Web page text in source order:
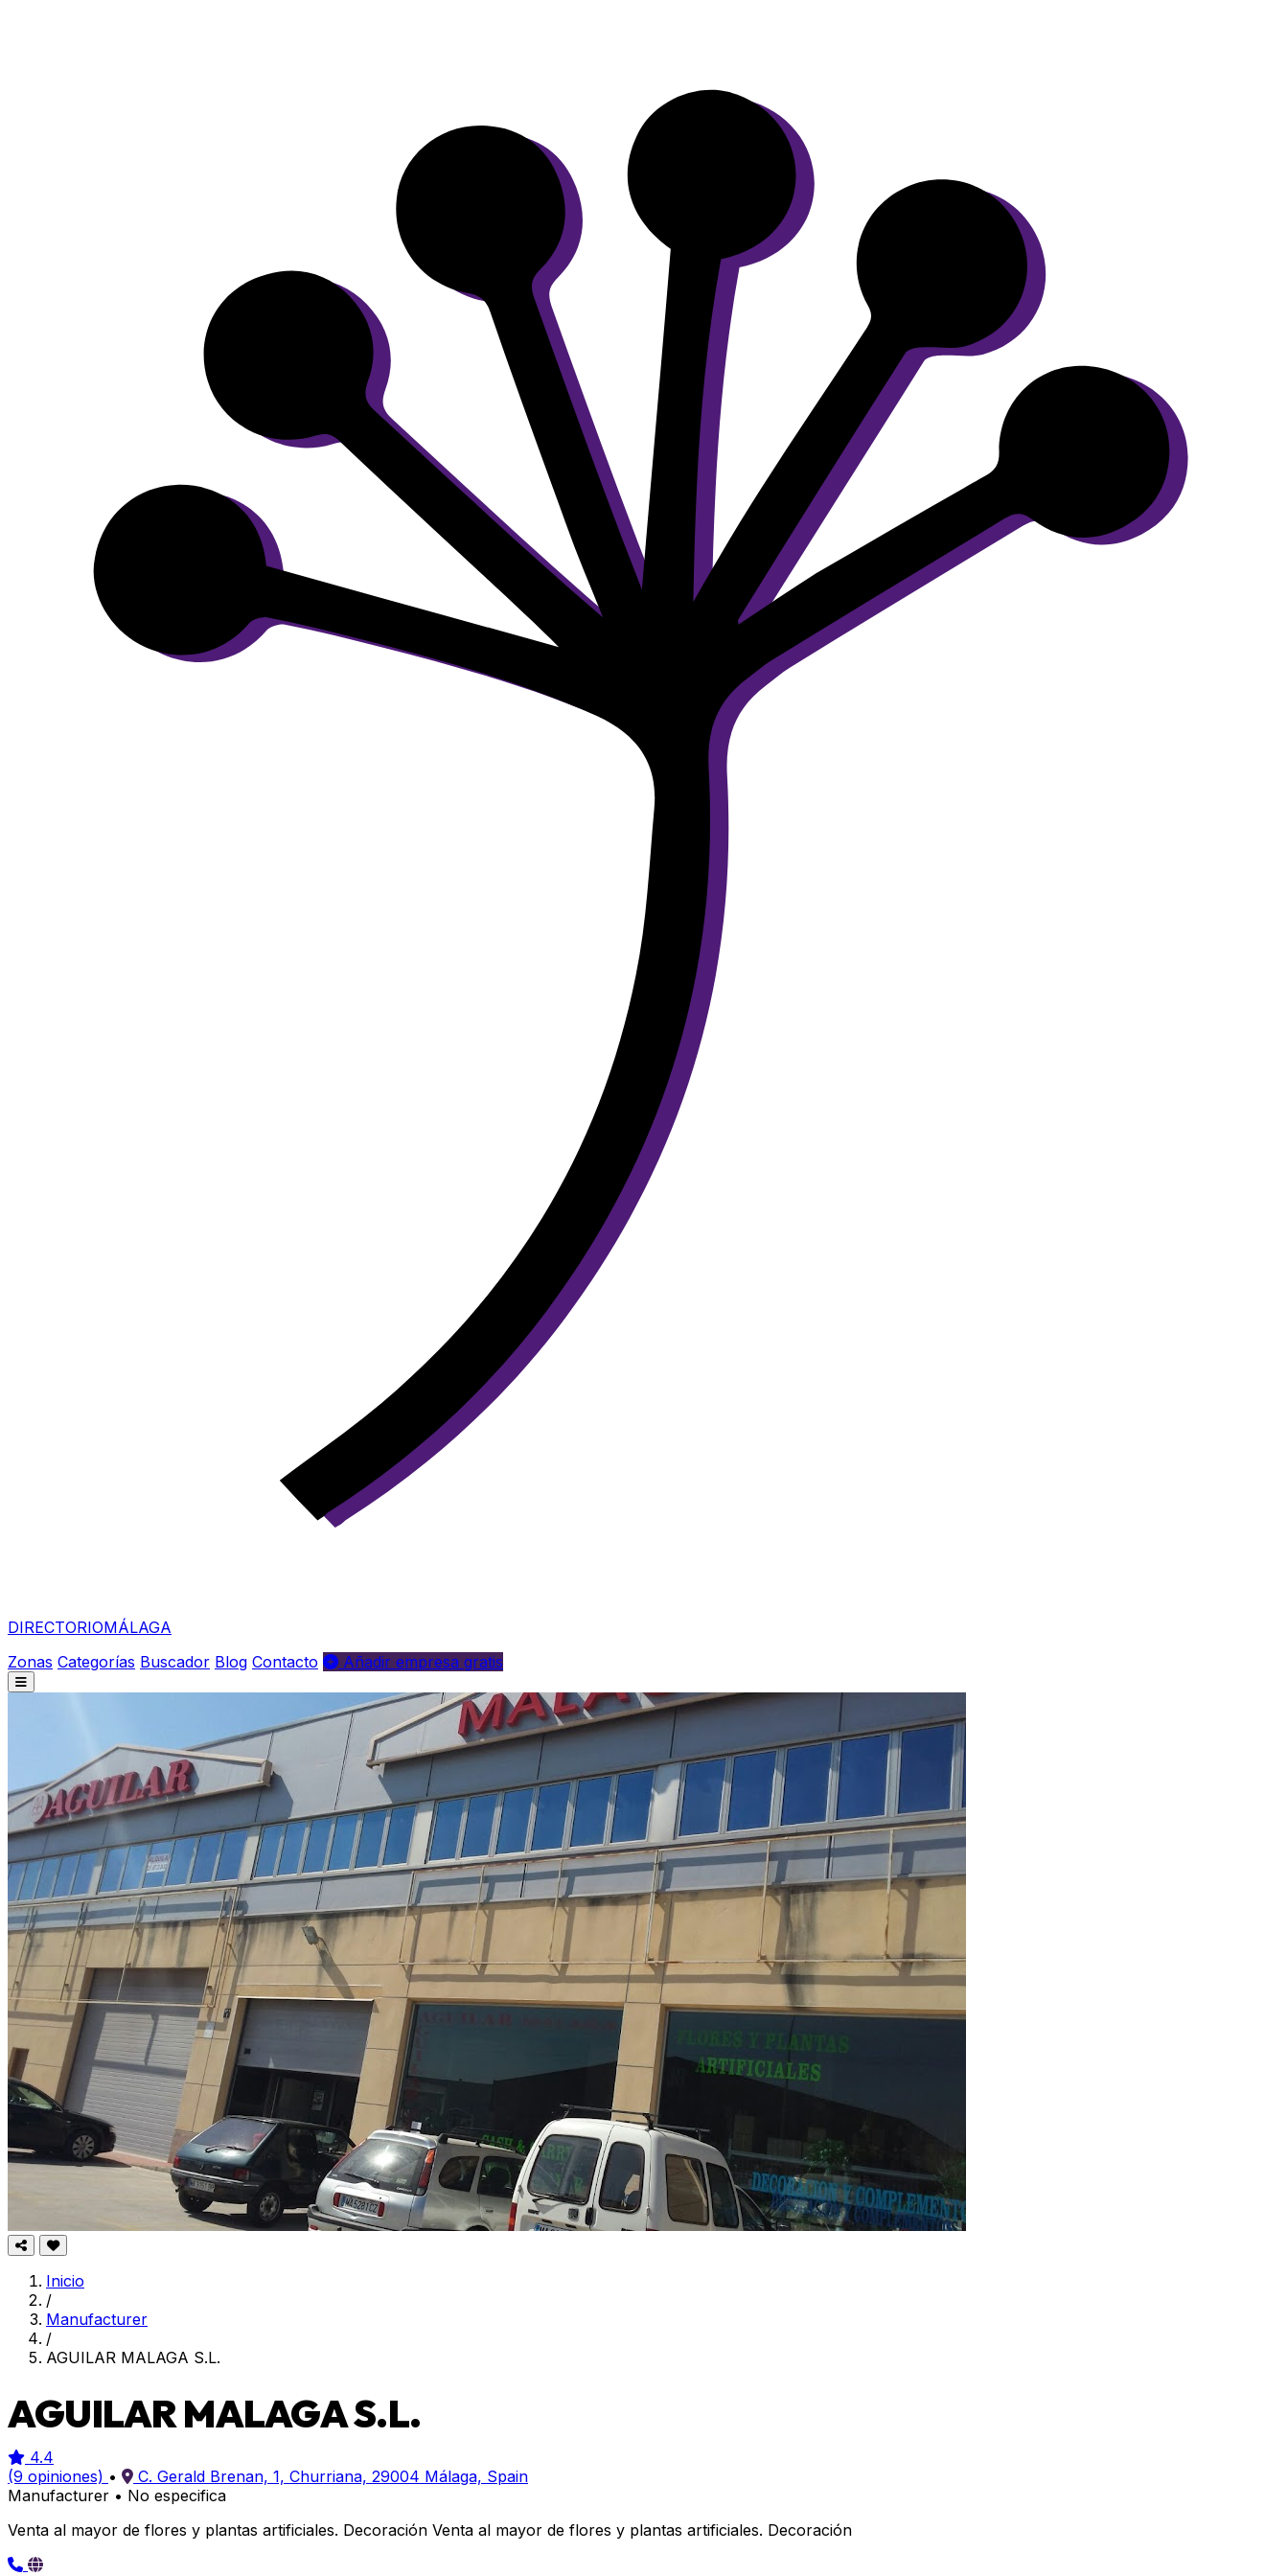
DIRECTORIOMÁLAGA
Zonas Categorías Buscador Blog Contacto Añadir empresa gratis
Inicio
/
Manufacturer
/
AGUILAR MALAGA S.L.
AGUILAR MALAGA S.L.
4.4
(9 opiniones) •
C. Gerald Brenan, 1, Churriana, 29004 Málaga, Spain
Manufacturer • No especifica
Venta al mayor de flores y plantas artificiales. Decoración Venta al mayor de flores y plantas artificiales. Decoración